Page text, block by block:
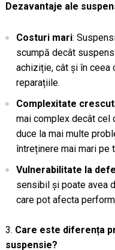
Dezavantaje ale
Costuri mari:
scumpă decât
achiziție, cât și în ceea
reparațiile.
Complexitate
mai complex decât cel
duce la mai multe
întreținere mai mari pe
Vulnerabilitate la
sensibil și poate avea
care pot afecta
Care este diferența
suspensie?